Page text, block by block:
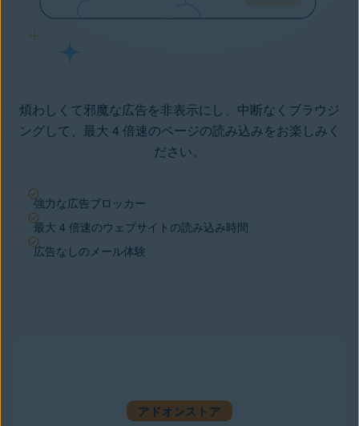
煩わしくて邪魔な広告を非表示にし、中断なくブラウジ
ングして、最大 4 倍速のページの読み込みをお楽しみく
ださい。
強力な広告ブロッカー
最大 4 倍速のウェブサイトの読み込み時間
広告なしのメール体験
アドオンストア